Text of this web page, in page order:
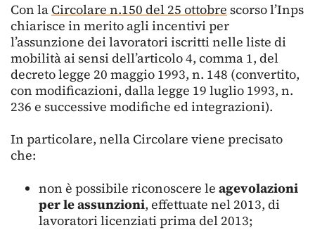
Con la Circolare n.150 del 25 ottobre scorso l’Inps
chiarisce in merito agli incentivi per
l’assunzione dei lavoratori iscritti nelle liste di
mobilità ai sensi dell’articolo 4, comma 1, del
decreto legge 20 maggio 1993, n. 148 (convertito,
con modificazioni, dalla legge 19 luglio 1993, n.
236 e successive modifiche ed integrazioni).
In particolare, nella Circolare viene precisato
che:
non è possibile riconoscere le agevolazioni
per le assunzioni, effettuate nel 2013, di
lavoratori licenziati prima del 2013;